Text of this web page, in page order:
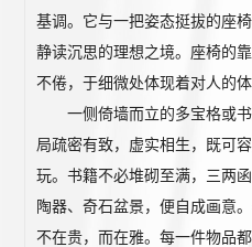
基调。它与一把姿态挺拔的座
静读沉思的理想之境。座椅的
不倦，于细微处体现着对人的体
一侧倚墙而立的多宝格或
局疏密有致，虚实相生，既可
玩。书籍不必堆砌至满，三两
陶器、奇石盆景，便自成画意
不在贵，而在雅。每一件物品